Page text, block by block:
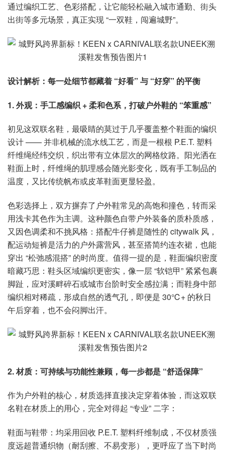
通过编织工艺、色彩搭配，让它能轻松融入城市通勤、街头
出街等多元场景，真正实现 “一双鞋，闯遍城野”。
设计解析：每一处细节都藏着 “好看” 与 “好穿” 的平衡
1. 外观：手工感编织 + 柔和色系，打破户外鞋的 “笨重感”
初见这双联名鞋，最吸睛的莫过于几乎覆盖整个鞋面的编织
设计 —— 并非机械的流水线工艺，而是一根根 P.E.T. 塑料
纤维绳经纬交织，织出带有立体层次的网格纹路。阳光洒在
鞋面上时，纤维绳的肌理感会随光影变化，既有手工制品的
温度，又比传统帆布或皮革鞋面更显轻盈。
色彩选择上，双方摒弃了户外鞋常见的高饱和撞色，转而采
用浅卡其色作为主调。这种颜色自带户外装备的质朴质感，
又因色调柔和不挑风格：搭配牛仔裤是随性的 citywalk 风，
配运动短裤是活力的户外露营风，甚至搭简约连衣裙，也能
穿出 “松弛感混搭” 的时尚度。值得一提的是，鞋面编织密度
暗藏巧思：鞋头区域编织更密实，像一层 “软铠甲” 紧紧包裹
脚趾，应对溪畔碎石或城市台阶时安全感拉满；而鞋身中部
编织相对稀疏，形成自然的透气孔，即便是 30℃+ 的秋日
午后穿着，也不会闷脚出汗。
2. 材质：可持续与功能性兼顾，每一步都是 “舒适保障”
作为户外鞋的核心，材质选择直接决定穿着体验，而这双联
名鞋在材质上的用心，完全对得起 “专业” 二字：
鞋面与鞋带：均采用回收 P.E.T. 塑料纤维制成，不仅材质强
度远超普通织物（耐刮擦、不易变形），更呼应了当下时尚